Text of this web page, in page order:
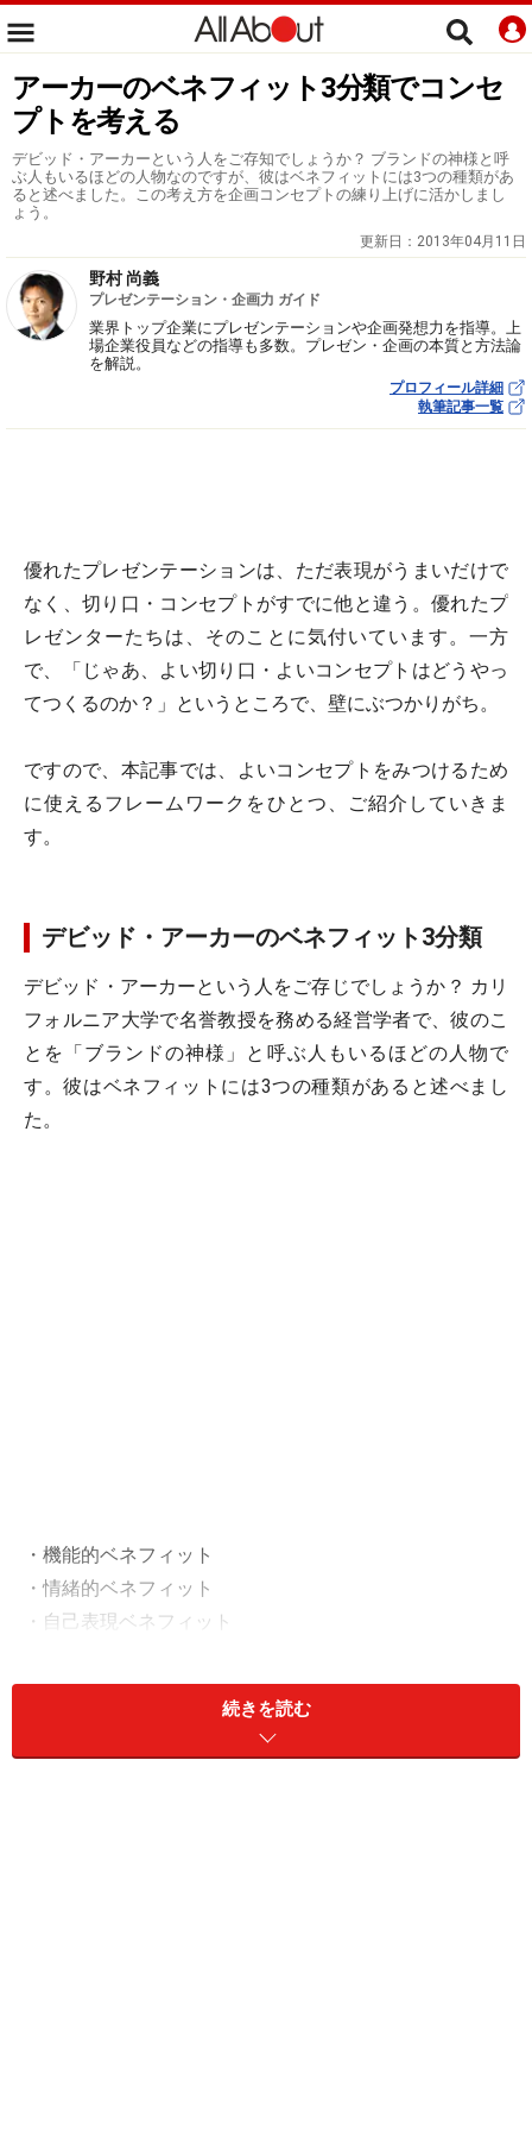
アーカーのベネフィット3分類でコンセ
プトを考える
デビッド・アーカーという人をご存知でしょうか？ ブランドの神様と呼
ぶ人もいるほどの人物なのですが、彼はベネフィットには3つの種類があ
ると述べました。この考え方を企画コンセプトの練り上げに活かしまし
ょう。
更新日： 2013年04月11日
野村 尚義
プレゼンテーション・企画力 ガイド
業界トップ企業にプレゼンテーションや企画発想力を指導。上
場企業役員などの指導も多数。プレゼン・企画の本質と方法論
を解説。
プロフィール詳細
執筆記事一覧
優れたプレゼンテーションは、ただ表現がうまいだけで
なく、切り口・コンセプトがすでに他と違う。優れたプ
レゼンターたちは、そのことに気付いています。一方
で、「じゃあ、よい切り口・よいコンセプトはどうやっ
てつくるのか？」というところで、壁にぶつかりがち。
ですので、本記事では、よいコンセプトをみつけるため
に使えるフレームワークをひとつ、ご紹介していきま
す。
デビッド・アーカーのベネフィット3分類
デビッド・アーカーという人をご存じでしょうか？ カリ
フォルニア大学で名誉教授を務める経営学者で、彼のこ
とを「ブランドの神様」と呼ぶ人もいるほどの人物で
す。彼はベネフィットには3つの種類があると述べまし
た。
・機能的ベネフィット
・情緒的ベネフィット
・自己表現ベネフィット
それぞれの意味を図解したのが下図です。
続きを読む